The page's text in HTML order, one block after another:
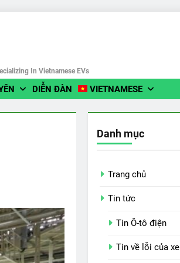
In Vietnamese EVs
DIỄN ĐÀN VIETNAMESE
Danh mục
Trang chủ
Tin tức
Tin Ô-tô điện
Tin về lỗi của xe